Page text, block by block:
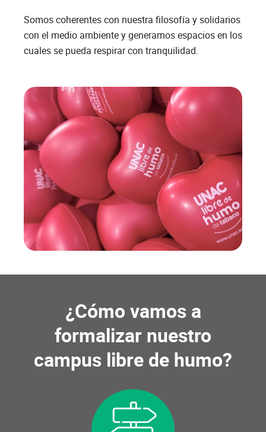
Somos coherentes con nuestra filosofía y solidarios
con el medio ambiente y generamos espacios en los
cuales se pueda respirar con tranquilidad.
¿Cómo vamos a
formalizar nuestro
campus libre de humo?